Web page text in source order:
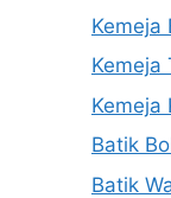
Kemeja
Kemeja
Kemeja
Batik
Batik